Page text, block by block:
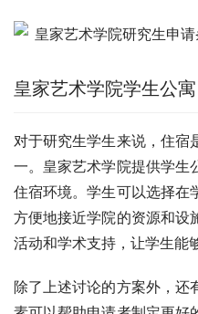
皇家艺术学院学生公寓
对于研究生学生来说，住宿
一。皇家艺术学院提供学生
住宿环境。学生可以选择在
方便地接近学院的资源和设
活动和学术支持，让学生能
除了上述讨论的方案外，还